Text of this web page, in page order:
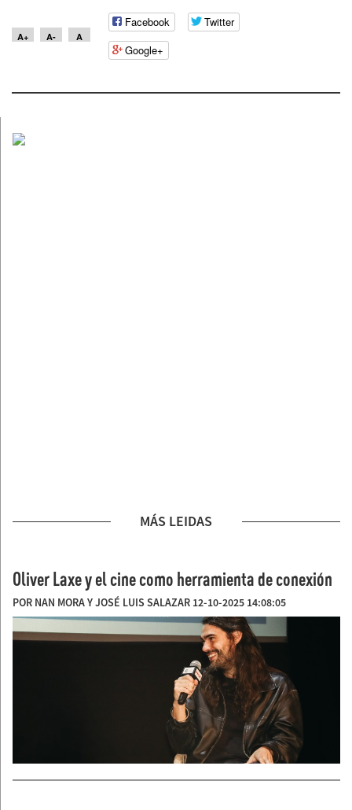
A+ A- A
Facebook
Twitter
Google+
MÁS LEIDAS
Oliver Laxe y el cine como herramienta de conexión
POR NAN MORA Y JOSÉ LUIS SALAZAR 12-10-2025 14:08:05